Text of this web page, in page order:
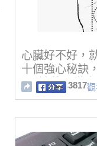
心臟好不好，
十個強心秘訣
吧~遠離心臟病
3817